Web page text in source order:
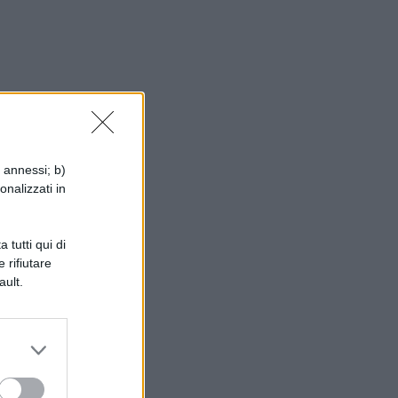
b)
in
tutti qui di
rifiutare